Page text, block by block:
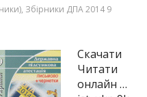
, Збірники ДПА 2014 9
Скачати
Читати
онлайн …